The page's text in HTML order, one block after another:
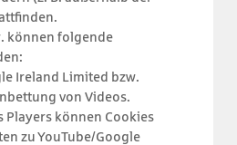
können folgende
Ireland Limited bzw.
von Videos.
Players können Cookies
zu YouTube/Google